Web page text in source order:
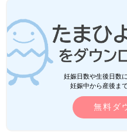
妊娠日数や生後日数
妊娠中から産後ま
無料ダ